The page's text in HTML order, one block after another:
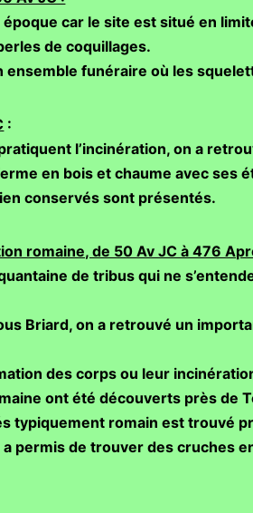
car le site est situé en
de coquillages.
ensemble funéraire où les
:
l’incinération, on a
en bois et chaume avec ses
conservés sont présentés.
romaine, de 50 Av JC à 476
de tribus qui ne
Briard, on a retrouvé un
des corps ou leur
ont été découverts près de
typiquement romain est trouvé
permis de trouver des cruches